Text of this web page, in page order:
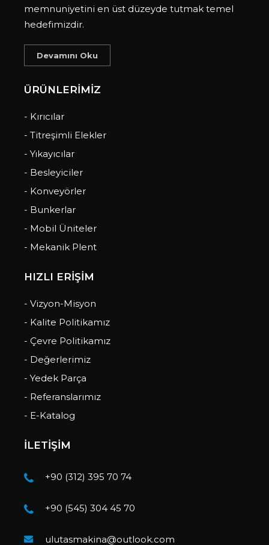
memnuniyetini en üst düzeyde tutmak temel
hedefimizdir.
Devamını Oku
ÜRÜNLERİMİZ
- Kırıcılar
- Titreşimli Elekler
- Yıkayıcılar
- Besleyiciler
- Konveyörler
- Bunkerlar
- Mobil Üniteler
- Mekanik Plent
HIZLI ERİŞİM
- Vizyon-Misyon
- Kalite Politikamız
- Çevre Politikamız
- Değerlerimiz
- Yedek Parça
- Referanslarımız
- E-Katalog
İLETİŞİM
+90 (312) 395 70 74
+90 (545) 304 45 70
ulutasmakina@outlook.com